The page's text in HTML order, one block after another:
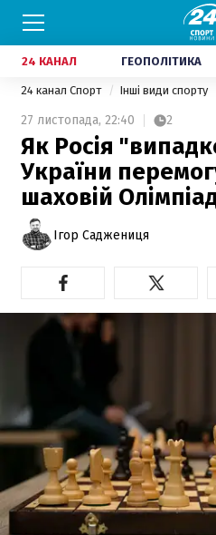
24 КАНАЛ ГЕОПОЛІТИКА
24 канал Спорт Інші види спорту
27 листопада, 22:40 2
Як Росія
України
шаховій
Ігор Саджениця